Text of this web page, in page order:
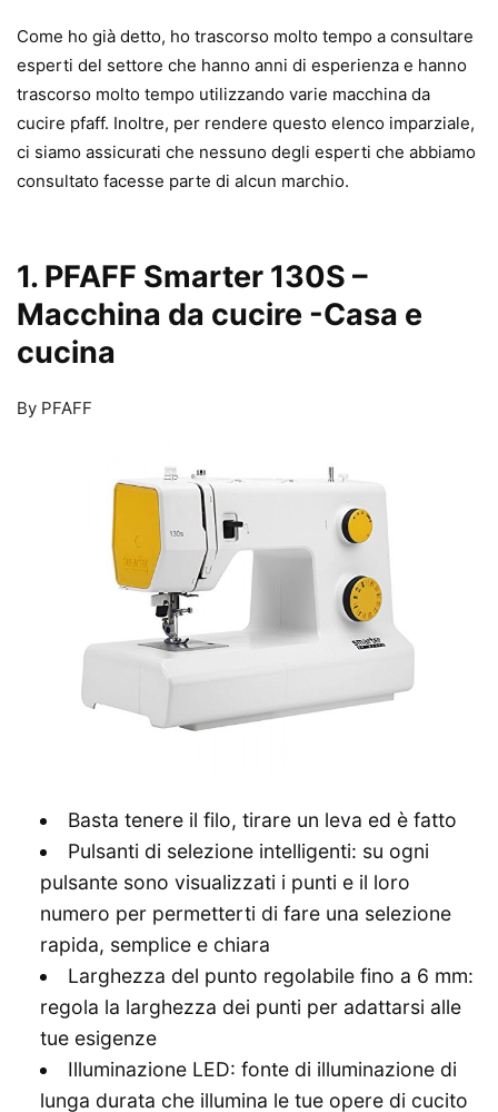
Come ho già detto, ho trascorso molto tempo a consultare
esperti del settore che hanno anni di esperienza e hanno
trascorso molto tempo utilizzando varie macchina da
cucire pfaff. Inoltre, per rendere questo elenco imparziale,
ci siamo assicurati che nessuno degli esperti che abbiamo
consultato facesse parte di alcun marchio.
1. PFAFF Smarter 130S –
Macchina da cucire -Casa e
cucina
By PFAFF
Basta tenere il filo, tirare un leva ed è fatto
Pulsanti di selezione intelligenti: su ogni
pulsante sono visualizzati i punti e il loro
numero per permetterti di fare una selezione
rapida, semplice e chiara
Larghezza del punto regolabile fino a 6 mm:
regola la larghezza dei punti per adattarsi alle
tue esigenze
Illuminazione LED: fonte di illuminazione di
lunga durata che illumina le tue opere di cucito